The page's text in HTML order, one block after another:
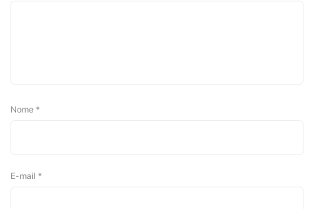
Nome *
E-mail *